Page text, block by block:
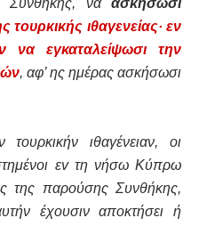
τουρκικής ιθαγενείας· εν
να εγκαταλείψωσι την
, αφ’ ης ημέρας ασκήσωσι
ιθαγένειαν, οι
εv τη νήσω Κύπρω
της παρούσης Συνθήκης,
έχουσιν αποκτήσει ή